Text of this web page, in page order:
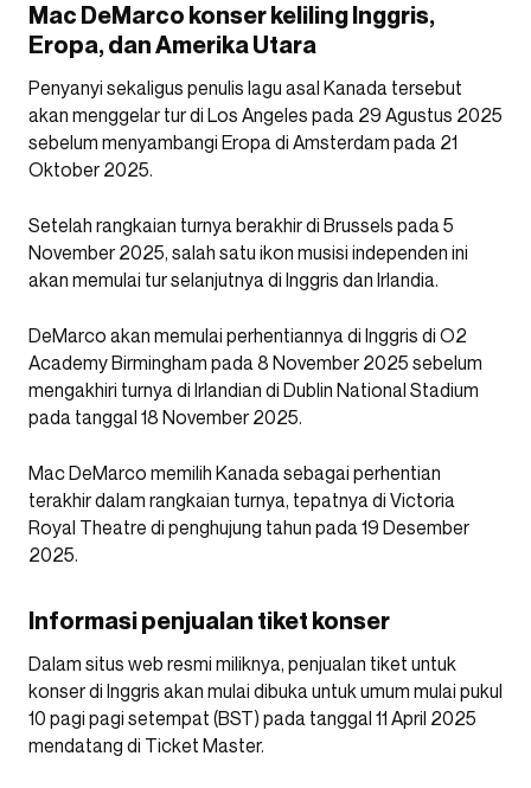
Mac DeMarco konser keliling Inggris,
Eropa, dan Amerika Utara
Penyanyi sekaligus penulis lagu asal Kanada tersebut
akan menggelar tur di Los Angeles pada 29 Agustus 2025
sebelum menyambangi Eropa di Amsterdam pada 21
Oktober 2025.
Setelah rangkaian turnya berakhir di Brussels pada 5
November 2025, salah satu ikon musisi independen ini
akan memulai tur selanjutnya di Inggris dan Irlandia.
DeMarco akan memulai perhentiannya di Inggris di O2
Academy Birmingham pada 8 November 2025 sebelum
mengakhiri turnya di Irlandian di Dublin National Stadium
pada tanggal 18 November 2025.
Mac DeMarco memilih Kanada sebagai perhentian
terakhir dalam rangkaian turnya, tepatnya di Victoria
Royal Theatre di penghujung tahun pada 19 Desember
2025.
Informasi penjualan tiket konser
Dalam situs web resmi miliknya, penjualan tiket untuk
konser di Inggris akan mulai dibuka untuk umum mulai pukul
10 pagi pagi setempat (BST) pada tanggal 11 April 2025
mendatang di Ticket Master.